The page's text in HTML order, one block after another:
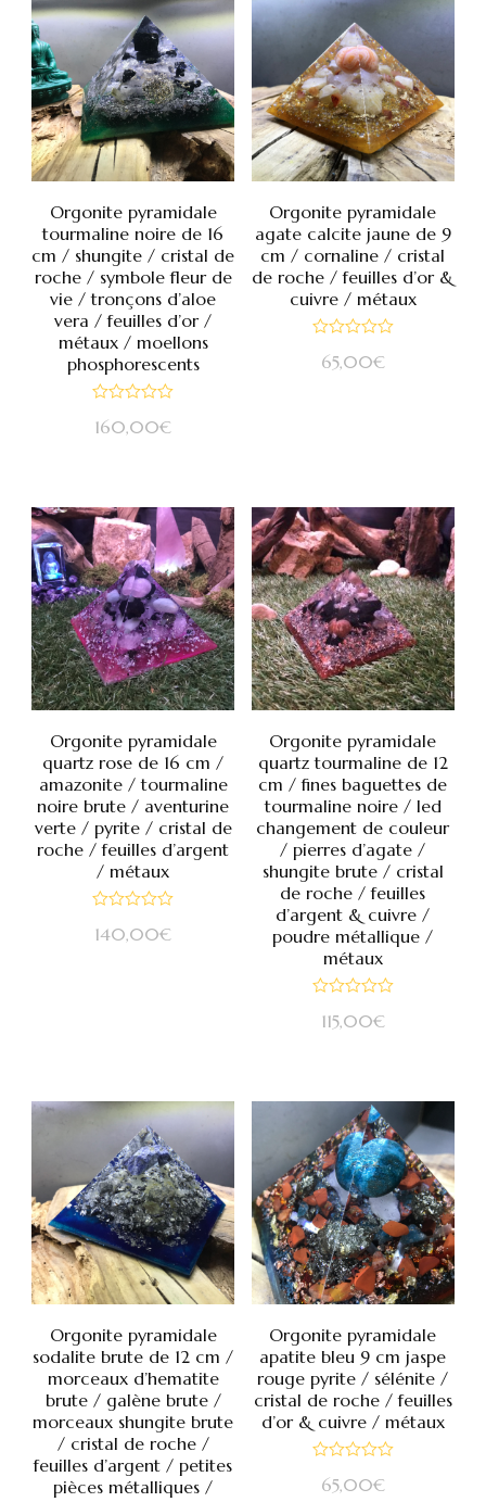
Orgonite pyramidale
tourmaline noire de 16
cm / shungite / cristal de
roche / symbole fleur de
vie / tronçons d’aloe
vera / feuilles d’or /
métaux / moellons
phosphorescents
160,00€
Orgonite pyramidale
agate calcite jaune de 9
cm / cornaline / cristal
de roche / feuilles d’or &
cuivre / métaux
65,00€
Orgonite pyramidale
quartz rose de 16 cm /
amazonite / tourmaline
noire brute / aventurine
verte / pyrite / cristal de
roche / feuilles d’argent
/ métaux
140,00€
Orgonite pyramidale
quartz tourmaline de 12
cm / fines baguettes de
tourmaline noire / led
changement de couleur
/ pierres d’agate /
shungite brute / cristal
de roche / feuilles
d’argent & cuivre /
poudre métallique /
métaux
115,00€
Orgonite pyramidale
sodalite brute de 12 cm /
morceaux d’hematite
brute / galène brute /
morceaux shungite brute
/ cristal de roche /
feuilles d’argent / petites
pièces métalliques /
Orgonite pyramidale
apatite bleu 9 cm jaspe
rouge pyrite / sélénite /
cristal de roche / feuilles
d’or & cuivre / métaux
65,00€